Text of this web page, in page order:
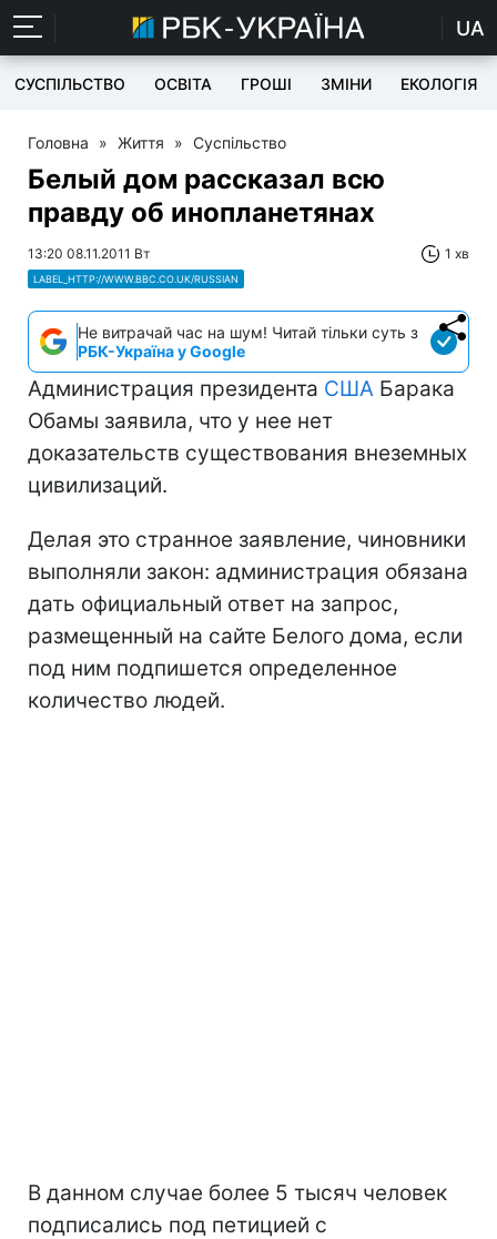
UA
СУСПІЛЬСТВО ОСВІТА ГРОШІ ЗМІНИ ЕКОЛОГІЯ
Головна » Життя » Суспільство
Белый дом рассказал всю
правду об инопланетянах
13:20 08.11.2011 Вт 1 хв
LABEL_HTTP://WWW.BBC.CO.UK/RUSSIAN
Не витрачай час на шум! Читай тільки суть з
РБК-Україна у Google
Администрация президента США Барака
Обамы заявила, что у нее нет
доказательств существования внеземных
цивилизаций.
Делая это странное заявление, чиновники
выполняли закон: администрация обязана
дать официальный ответ на запрос,
размещенный на сайте Белого дома, если
под ним подпишется определенное
количество людей.
В данном случае более 5 тысяч человек
подписались под петицией с